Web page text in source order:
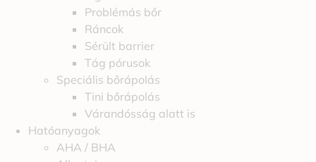
Problémás bőr
Ráncok
Sérült barrier
Tág pórusok
Speciális bőrápolás
Tini bőrápolás
Várandósság alatt is
Hatóanyagok
AHA / BHA